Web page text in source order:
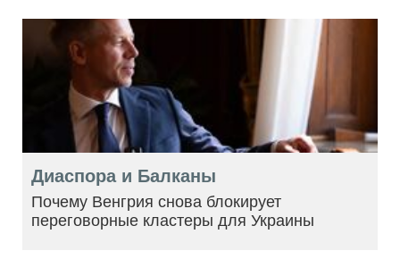
Диаспора и Балканы
Почему Венгрия снова блокирует
переговорные кластеры для Украины